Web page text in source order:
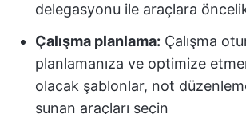
delegasyonu ile araçlara
Çalışma planlama: Çalışma
planlamanıza ve optimize
olacak şablonlar, not
sunan araçları seçin